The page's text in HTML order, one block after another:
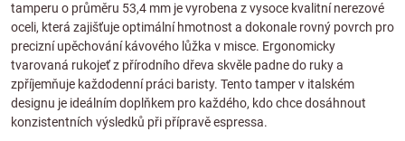
tamperu o průměru 53,4 mm je vyrobena z vysoce kvalitní nerezové
oceli, která zajišťuje optimální hmotnost a dokonale rovný povrch pro
precizní upěchování kávového lůžka v misce. Ergonomicky
tvarovaná rukojeť z přírodního dřeva skvěle padne do ruky a
zpříjemňuje každodenní práci baristy. Tento tamper v italském
designu je ideálním doplňkem pro každého, kdo chce dosáhnout
konzistentních výsledků při přípravě espressa.